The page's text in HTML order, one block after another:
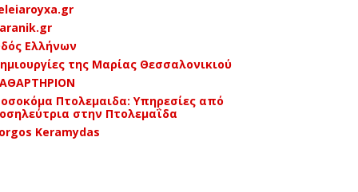
Ελλήνων
της Μαρίας Θεσσαλονικιού
Πτολεμαιδα: Υπηρεσίες από
στην Πτολεμαΐδα
Keramydas